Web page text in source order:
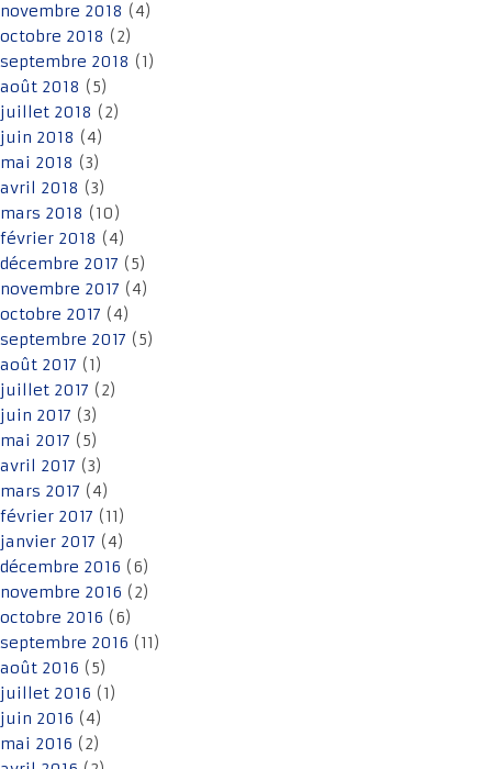
novembre 2018 (4)
octobre 2018 (2)
septembre 2018 (1)
août 2018 (5)
juillet 2018 (2)
juin 2018 (4)
mai 2018 (3)
avril 2018 (3)
mars 2018 (10)
février 2018 (4)
décembre 2017 (5)
novembre 2017 (4)
octobre 2017 (4)
septembre 2017 (5)
août 2017 (1)
juillet 2017 (2)
juin 2017 (3)
mai 2017 (5)
avril 2017 (3)
mars 2017 (4)
février 2017 (11)
janvier 2017 (4)
décembre 2016 (6)
novembre 2016 (2)
octobre 2016 (6)
septembre 2016 (11)
août 2016 (5)
juillet 2016 (1)
juin 2016 (4)
mai 2016 (2)